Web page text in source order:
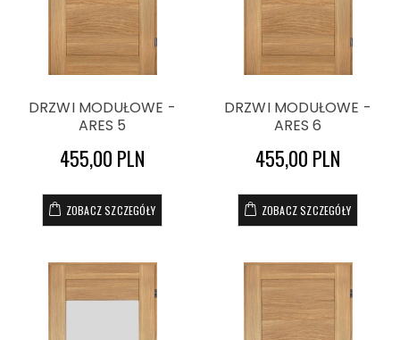
DRZWI MODUŁOWE -
ARES 5
455,00 PLN
ZOBACZ SZCZEGÓŁY
DRZWI MODUŁOWE -
ARES 6
455,00 PLN
ZOBACZ SZCZEGÓŁY